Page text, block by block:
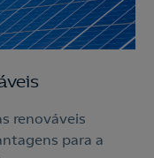
renováveis
para a